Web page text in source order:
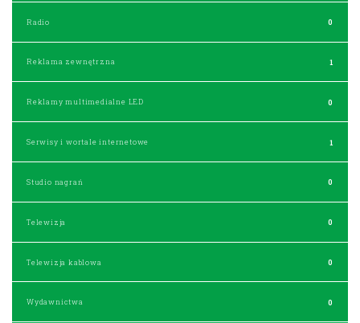
Radio 0
Reklama zewnętrzna 1
Reklamy multimedialne LED 0
Serwisy i wortale internetowe 1
Studio nagrań 0
Telewizja 0
Telewizja kablowa 0
Wydawnictwa 0